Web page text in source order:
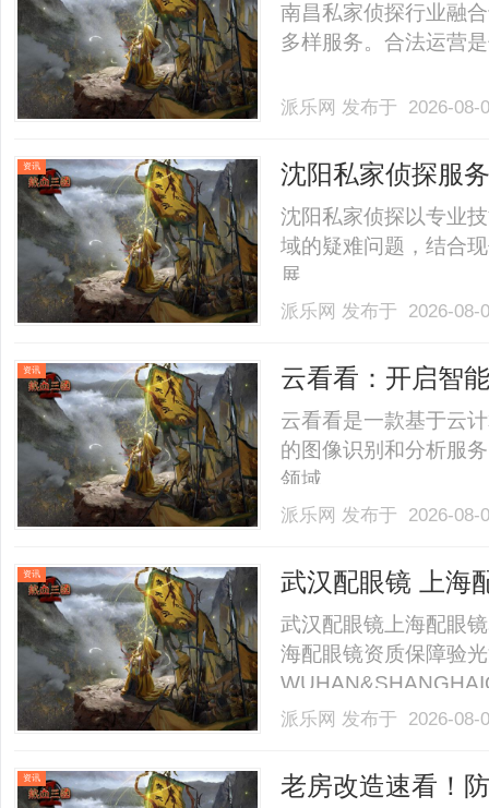
南昌私家侦探行业融
多样服务。合法运营
派乐网 发布于 2026-
资讯
沈阳私家侦探服
家助力
沈阳私家侦探以专业
域的疑难问题，结合
展。......
派乐网 发布于 2026-
资讯 云看看：开启智
云看看是一款基于云
的图像识别和分析服
领域。......
派乐网 发布于 2026-
资讯 武汉配眼镜 上海
武汉配眼镜上海配眼
海配眼镜资质保障验
业验光配镜的写字楼
40%-60%优惠，兼顾
派乐网 发布于 2026-
资讯 老房改造速看！